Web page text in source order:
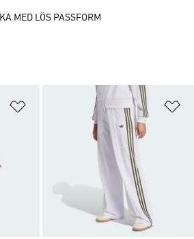
Lägg till på önskelistan
MED LÖS PASSFORM